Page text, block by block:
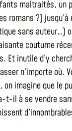
maltraités, un
romans ?)
sans auteur…)
coutume
Et inutile d’y
n’importe où.
imagine que le
il à se vendre